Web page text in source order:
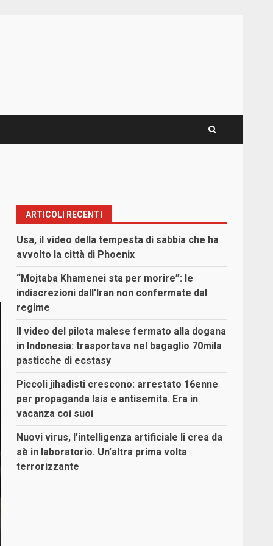
ARTICOLI RECENTI
Usa, il video della tempesta di sabbia che ha
avvolto la città di Phoenix
“Mojtaba Khamenei sta per morire”: le
indiscrezioni dall’Iran non confermate dal
regime
Il video del pilota malese fermato alla dogana
in Indonesia: trasportava nel bagaglio 70mila
pasticche di ecstasy
Piccoli jihadisti crescono: arrestato 16enne
per propaganda Isis e antisemita. Era in
vacanza coi suoi
Nuovi virus, l’intelligenza artificiale li crea da
sè in laboratorio. Un’altra prima volta
terrorizzante